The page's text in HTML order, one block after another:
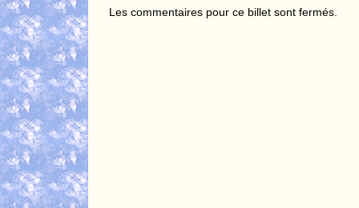
Les commentaires pour ce billet sont fermés.